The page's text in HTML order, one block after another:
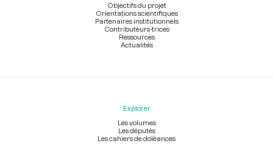
Objectifs du projet
Orientations scientifiques
Partenaires institutionnels
Contributeurs-trices
Ressources
Actualités
Explorer
Les volumes
Les députés
Les cahiers de doléances